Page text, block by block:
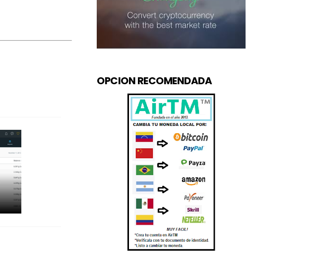
OPCION RECOMENDADA